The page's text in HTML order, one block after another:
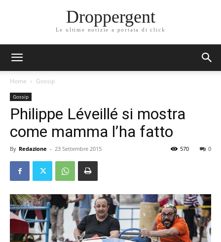
Droppergent
Le ultime notizie a portata di click
Home Gossip
Gossip
Philippe Léveillé si mostra
come mamma l’ha fatto
By Redazione - 23 Settembre 2015 0
570